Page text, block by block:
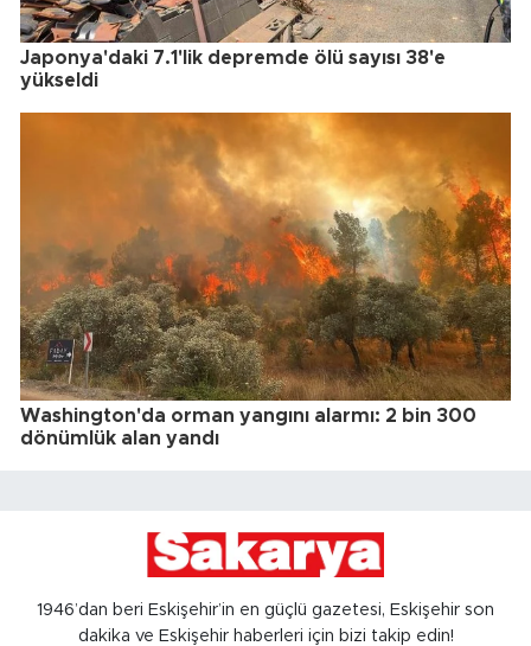
Japonya'daki 7.1'lik depremde ölü sayısı 38'e
yükseldi
Washington'da orman yangını alarmı: 2 bin 300
dönümlük alan yandı
1946’dan beri Eskişehir’in en güçlü gazetesi, Eskişehir son
dakika ve Eskişehir haberleri için bizi takip edin!